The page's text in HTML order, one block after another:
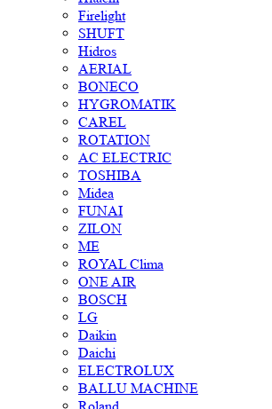
Firelight
SHUFT
Hidros
AERIAL
BONECO
HYGROMATIK
CAREL
ROTATION
AC ELECTRIC
TOSHIBA
Midea
FUNAI
ZILON
ME
ROYAL Clima
ONE AIR
BOSCH
LG
Daikin
Daichi
ELECTROLUX
BALLU MACHINE